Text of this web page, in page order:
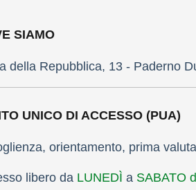
SIAMO
della Repubblica, 13 - Paderno
UNICO DI ACCESSO (PUA)
orientamento, prima
libero da LUNEDÌ a SABATO